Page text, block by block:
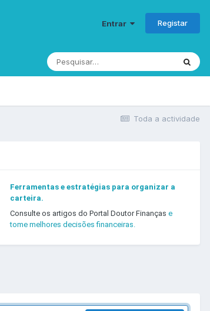
Entrar Registar
Toda a actividade
Ferramentas e estratégias para organizar a
carteira.
Consulte os artigos do Portal Doutor Finanças e
tome melhores decisões financeiras.